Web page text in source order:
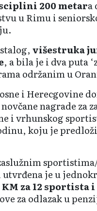
200 metara
u Rimu i
višestruka
, a bila je i dva puta
održanim u
i Herecgovine
nagrade za
i vrhunskog
koju je
je u
KM za 12
za odlazak u